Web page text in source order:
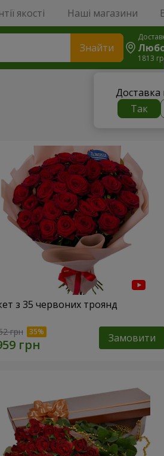
якості Наші магазини
Знайти
1813
Доставка
Так
з 35 червоних троянд
грн Замовити